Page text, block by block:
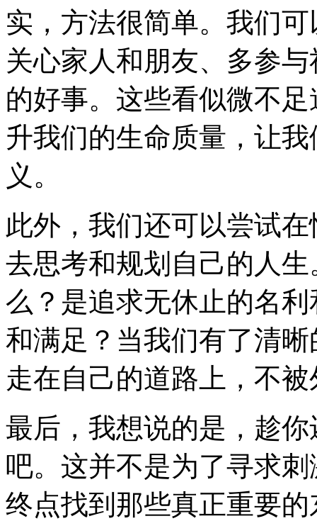
实，方法很简单。我们
关心家人和朋友、多参
的好事。这些看似微不
升我们的生命质量，让
义。
此外，我们还可以尝试
去思考和规划自己的人
么？是追求无休止的名
和满足？当我们有了清
走在自己的道路上，不
最后，我想说的是，趁
吧。这并不是为了寻求
终点找到那些真正重要